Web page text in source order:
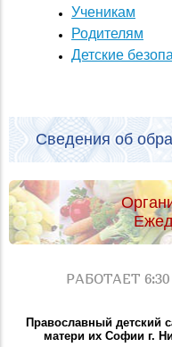
Ученикам
Родителям
Детские
Сведения об
РАБОТАЕТ
Православный
матери их Софии г.